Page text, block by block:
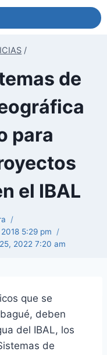
/
de
para
el IBAL
5:29 pm
2022 7:20 am
que se
deben
del IBAL, los
de